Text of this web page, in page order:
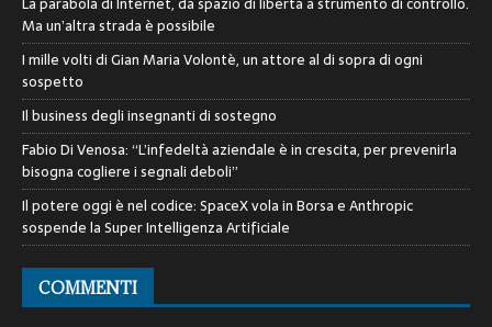
Ma un’altra strada è possibile
I mille volti di Gian Maria Volontè, un attore al di sopra di ogni
sospetto
Il business degli insegnanti di sostegno
Fabio Di Venosa: “L’infedeltà aziendale è in crescita, per prevenirla
bisogna cogliere i segnali deboli”
Il potere oggi è nel codice: SpaceX vola in Borsa e Anthropic
sospende la Super Intelligenza Artificiale
COMMENTI